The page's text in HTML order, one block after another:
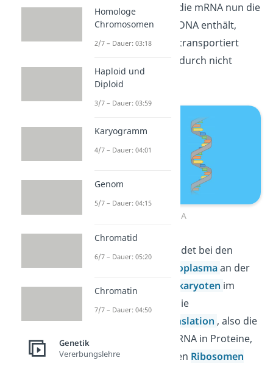
Kopie derDNA
. Da die mRNA nun die
Erbinformation der DNA enthält,
muss die DNA nicht transportiert
werden und wird dadurch nicht
beschädigt.
mRNA
Die Transkription findet bei den
Cytoplasmaan der
DNA und bei den
Eukaryoten im
statt. Weil die
Translation , also die
Übersetzung von mRNA in Proteine,
im Cytoplasma an den Ribosomen
Homologe
Chromosomen
2/7 – Dauer: 03:18
Haploid und
Diploid
3/7 – Dauer: 03:59
Karyogramm
4/7 – Dauer: 04:01
Genom
5/7 – Dauer: 04:15
Chromatid
6/7 – Dauer: 05:20
Chromatin
7/7 – Dauer: 04:50
Genetik
Vererbungslehre